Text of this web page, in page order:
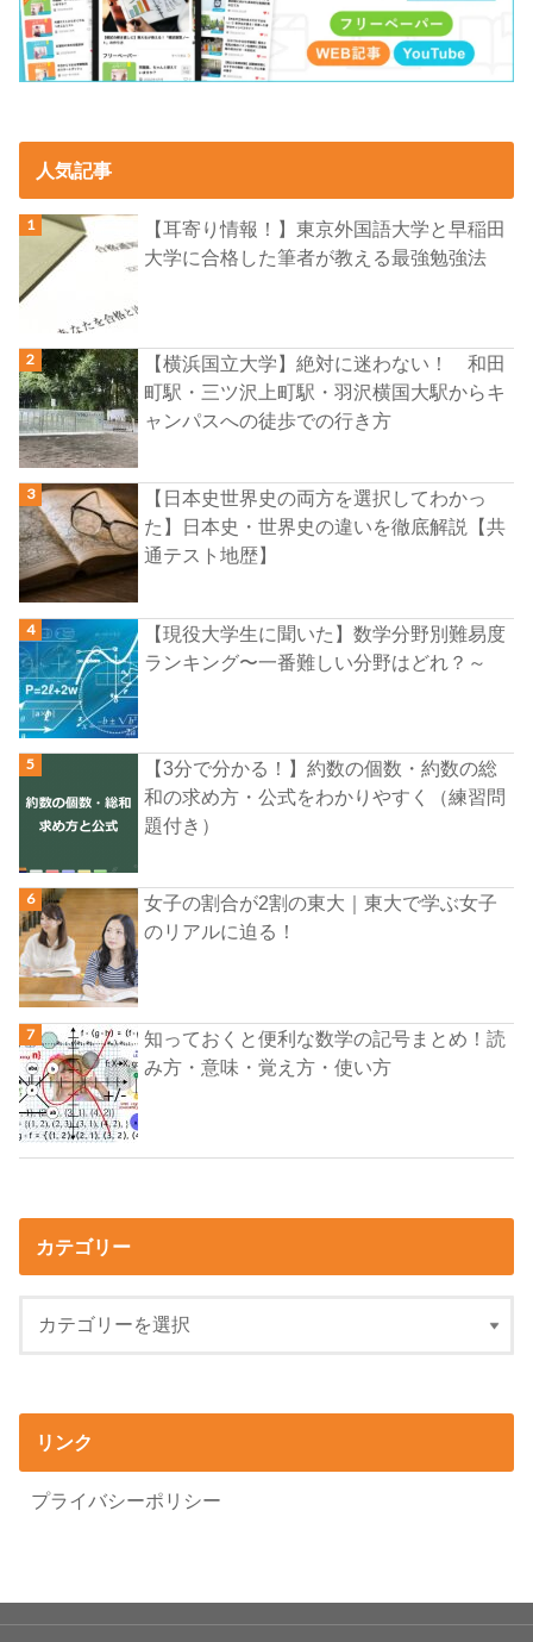
人気記事
【耳寄り情報！】東京外国語大学と早稲田
大学に合格した筆者が教える最強勉強法
【横浜国立大学】絶対に迷わない！ 和田
町駅・三ツ沢上町駅・羽沢横国大駅からキ
ャンパスへの徒歩での行き方
【日本史世界史の両方を選択してわかっ
た】日本史・世界史の違いを徹底解説【共
通テスト地歴】
【現役大学生に聞いた】数学分野別難易度
ランキング〜一番難しい分野はどれ？～
【3分で分かる！】約数の個数・約数の総
和の求め方・公式をわかりやすく（練習問
題付き）
女子の割合が2割の東大｜東大で学ぶ女子
のリアルに迫る！
知っておくと便利な数学の記号まとめ！読
み方・意味・覚え方・使い方
カテゴリー
リンク
プライバシーポリシー